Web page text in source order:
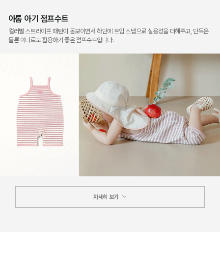
아롬 아기 점프수트
컬러별 스트라이프 패턴이 돋보이면서 하단에 트임 스냅으로 실용성을 더해주고, 단독은
물론 이너로도 활용하기 좋은 점프수트입니다.
자세히 보기